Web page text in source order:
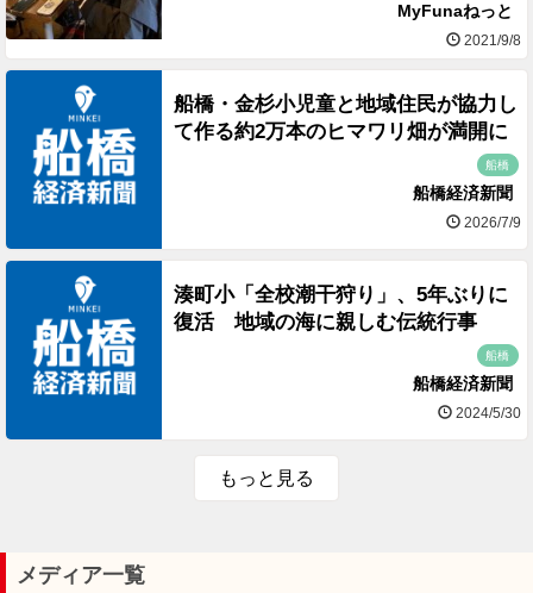
MyFunaねっと
2021/9/8
船橋・金杉小児童と地域住民が協力し
て作る約2万本のヒマワリ畑が満開に
船橋
船橋経済新聞
2026/7/9
湊町小「全校潮干狩り」、5年ぶりに
復活 地域の海に親しむ伝統行事
船橋
船橋経済新聞
2024/5/30
もっと見る
メディア一覧